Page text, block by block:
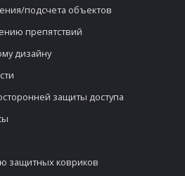
подсчета объектов
препятствий
дизайну
защиты доступа
защитных ковриков